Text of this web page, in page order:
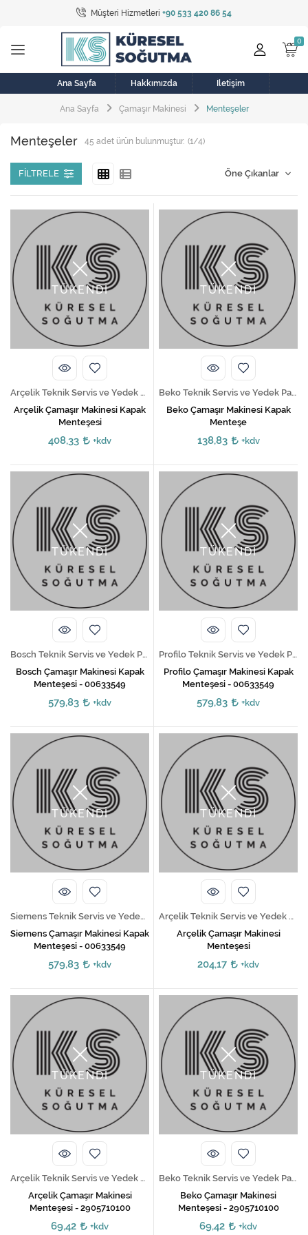
Müşteri Hizmetleri +90 533 420 86 54
Tüm Kategoriler
Bulaşık Makinesi
Buzdolabı
Çamaşır Kurutma Makinesi
Çamaşır Makinesi
Doğalgaz Sobası
Elektrikli Aksamlar
Elektrikli Süpürge
Fan
Fırın, Ocak ve Aspiratör
Kireç Önleme Ve Temizlik
Klima
Kondansatör
Küçük Ev Aletleri
Musluk
Rezistanslar
Soğutma Sistemleri
Şofben ve Termosifon
Ana Sayfa Hakkımızda İletişim
Ana Sayfa Çamaşır Makinesi Menteşeler
Menteşeler 45 adet ürün bulunmuştur. (1/4)
FILTRELE
TÜKENDİ
Arçelik Teknik Servis ve Yedek Parça Hizmetleri
Arçelik Çamaşır Makinesi Kapak
Menteşesi
408,33 +kdv
TÜKENDİ
Beko Teknik Servis ve Yedek Parça Hizmetleri
Beko Çamaşır Makinesi Kapak
Menteşe
138,83 +kdv
TÜKENDİ
Bosch Teknik Servis ve Yedek Parça Hizmetleri
Bosch Çamaşır Makinesi Kapak
Menteşesi - 00633549
579,83 +kdv
TÜKENDİ
Profilo Teknik Servis ve Yedek Parça Hizmetleri
Profilo Çamaşır Makinesi Kapak
Menteşesi - 00633549
579,83 +kdv
TÜKENDİ
Siemens Teknik Servis ve Yedek Parça Hizmetleri
Siemens Çamaşır Makinesi Kapak
Menteşesi - 00633549
579,83 +kdv
TÜKENDİ
Arçelik Teknik Servis ve Yedek Parça Hizmetleri
Arçelik Çamaşır Makinesi
Menteşesi
204,17 +kdv
TÜKENDİ
Arçelik Teknik Servis ve Yedek Parça Hizmetleri
Arçelik Çamaşır Makinesi
Menteşesi - 2905710100
69,42 +kdv
TÜKENDİ
Beko Teknik Servis ve Yedek Parça Hizmetleri
Beko Çamaşır Makinesi
Menteşesi - 2905710100
69,42 +kdv